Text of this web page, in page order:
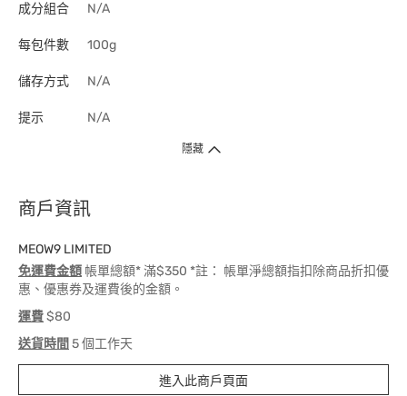
成分組合 N/A
每包件數 100g
儲存方式 N/A
提示 N/A
隱藏
商戶資訊
MEOW9 LIMITED
免運費金額 帳單總額* 滿$350 *註： 帳單淨總額指扣除商品折扣優
惠、優惠券及運費後的金額。
運費$80
送貨時間 5 個工作天
進入此商戶頁面